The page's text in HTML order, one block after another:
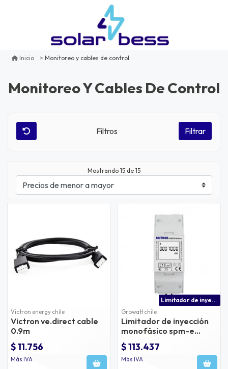
Inicio Monitoreo y cables de control
Monitoreo Y Cables De Control
Filtros Filtrar
Mostrando 15 de 15
Victron energy chile
Victron ve.direct cable
0.9m
$ 11.756
Más IVA
Limitador de inyección spm-e growatt
Growatt chile
Limitador de inyección
monofásico spm-e
growatt
$ 113.437
Más IVA